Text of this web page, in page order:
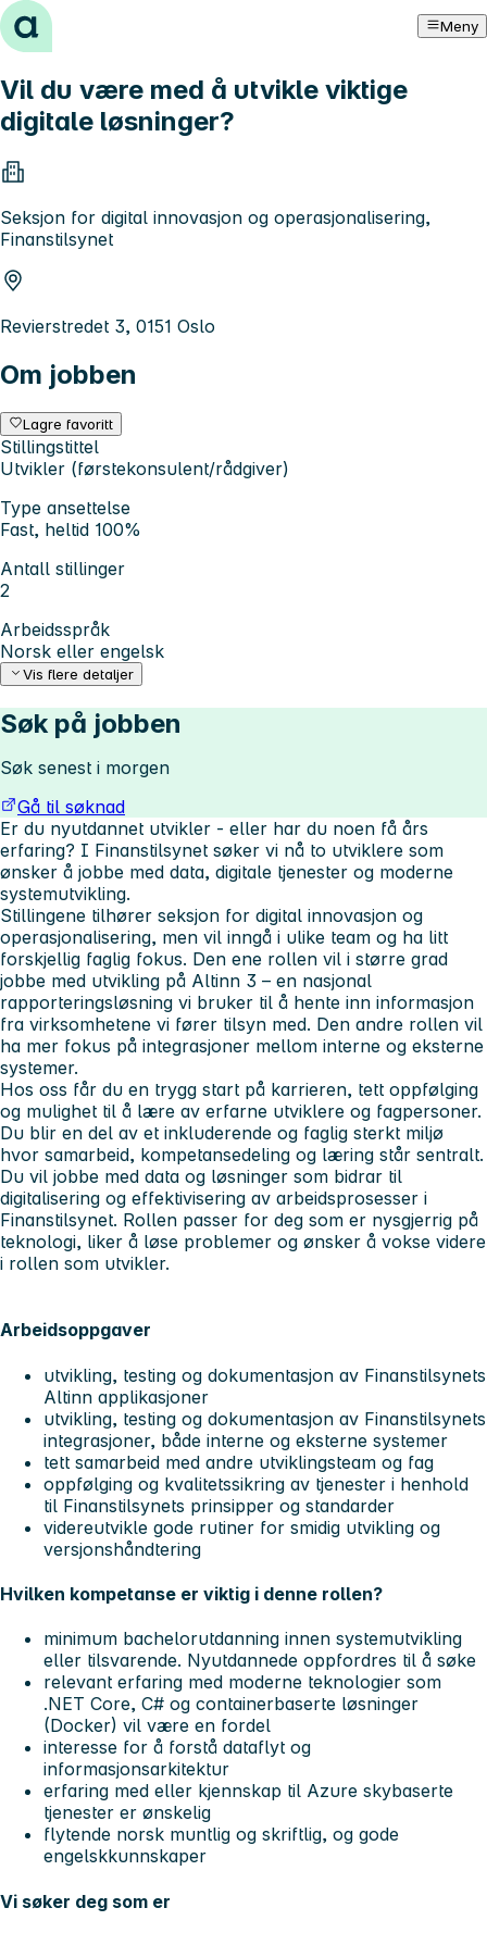
Hopp til innhold Meny
Vil du være med å utvikle viktige
digitale løsninger?
Seksjon for digital innovasjon og operasjonalisering,
Finanstilsynet
Revierstredet 3, 0151 Oslo
Om jobben
Lagre favoritt
Stillingstittel
Utvikler (førstekonsulent/rådgiver)
Type ansettelse
Fast, heltid 100%
Antall stillinger
2
Arbeidsspråk
Norsk eller engelsk
Vis flere detaljer
Søk på jobben
Søk senest i morgen
Gå til søknad
Er du nyutdannet utvikler - eller har du noen få års
erfaring? I Finanstilsynet søker vi nå to utviklere som
ønsker å jobbe med data, digitale tjenester og moderne
systemutvikling.
Stillingene tilhører seksjon for digital innovasjon og
operasjonalisering, men vil inngå i ulike team og ha litt
forskjellig faglig fokus. Den ene rollen vil i større grad
jobbe med utvikling på Altinn 3 – en nasjonal
rapporteringsløsning vi bruker til å hente inn informasjon
fra virksomhetene vi fører tilsyn med. Den andre rollen vil
ha mer fokus på integrasjoner mellom interne og eksterne
systemer.
Hos oss får du en trygg start på karrieren, tett oppfølging
og mulighet til å lære av erfarne utviklere og fagpersoner.
Du blir en del av et inkluderende og faglig sterkt miljø
hvor samarbeid, kompetansedeling og læring står sentralt.
Du vil jobbe med data og løsninger som bidrar til
digitalisering og effektivisering av arbeidsprosesser i
Finanstilsynet. Rollen passer for deg som er nysgjerrig på
teknologi, liker å løse problemer og ønsker å vokse videre
i rollen som utvikler.
Arbeidsoppgaver
utvikling, testing og dokumentasjon av Finanstilsynets
Altinn applikasjoner
utvikling, testing og dokumentasjon av Finanstilsynets
integrasjoner, både interne og eksterne systemer
tett samarbeid med andre utviklingsteam og fag
oppfølging og kvalitetssikring av tjenester i henhold
til Finanstilsynets prinsipper og standarder
videreutvikle gode rutiner for smidig utvikling og
versjonshåndtering
Hvilken kompetanse er viktig i denne rollen?
minimum bachelorutdanning innen systemutvikling
eller tilsvarende. Nyutdannede oppfordres til å søke
relevant erfaring med moderne teknologier som
.NET Core, C# og containerbaserte løsninger
(Docker) vil være en fordel
interesse for å forstå dataflyt og
informasjonsarkitektur
erfaring med eller kjennskap til Azure skybaserte
tjenester er ønskelig
flytende norsk muntlig og skriftlig, og gode
engelskkunnskaper
Vi søker deg som er